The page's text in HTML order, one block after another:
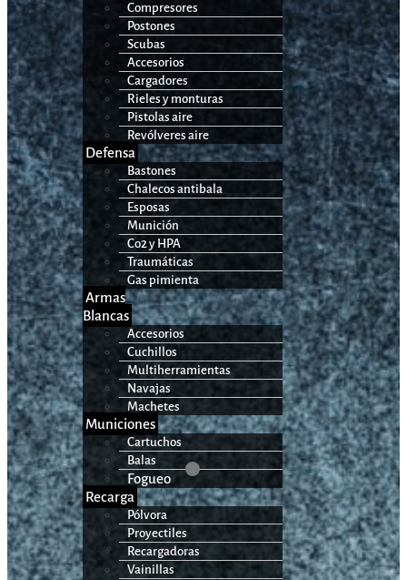
Compresores
Postones
Scubas
Accesorios
Cargadores
Rieles y monturas
Pistolas aire
Revólveres aire
Defensa
Bastones
Chalecos antibala
Esposas
Munición
Co2 y HPA
Traumáticas
Gas pimienta
Armas
Blancas
Accesorios
Cuchillos
Multiherramientas
Navajas
Machetes
Municiones
Cartuchos
Balas
Fogueo
Recarga
Pólvora
Proyectiles
Recargadoras
Vainillas